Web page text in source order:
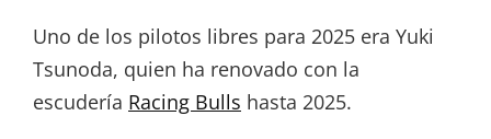
Uno de los pilotos libres para 2025 era Yuki
Tsunoda, quien ha renovado con la
escudería Racing Bulls hasta 2025.